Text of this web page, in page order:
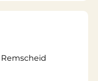
Remscheid